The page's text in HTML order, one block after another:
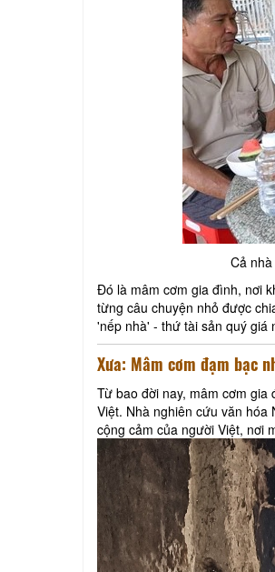
Cả
Đó là mâm cơm gia đình, nơi
từng câu chuyện nhỏ được
'nếp nhà' - thứ tài sản quý giá
Xưa: Mâm cơm đạm bạc
Từ bao đời nay, mâm cơm
Việt. Nhà nghiên cứu văn hóa
cộng cảm của người Việt, nơi